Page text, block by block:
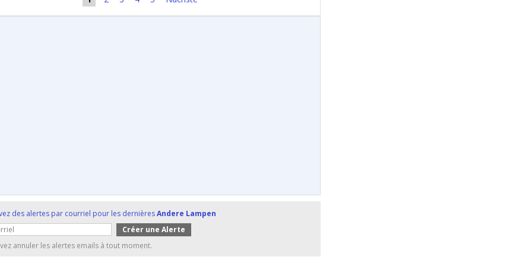
des alertes par courriel pour les dernièresAndere Lampen
annuler les alertes emails à tout moment.